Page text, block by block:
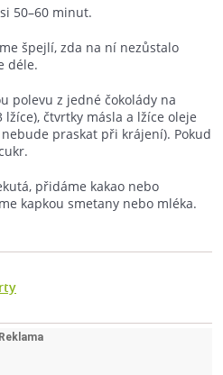
50–60 minut.
špejlí, zda na ní nezůstalo
déle.
polevu z jedné čokolády na
čtvrtky másla a lžíce oleje
praskat při krájení). Pokud
přidáme kakao nebo
kapkou smetany nebo mléka.